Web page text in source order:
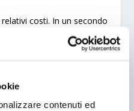
contenuti ed
costi. In un secondo
il progetto esecutivo.
si procede alla
i tempi
servizio di manutenzione